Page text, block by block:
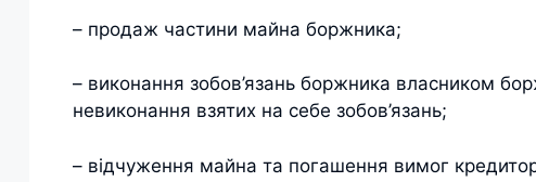
– продаж частини майна боржника;
– виконання зобов’язань боржника власником
невиконання взятих на себе зобов’язань;
– відчуження майна та погашення вимог